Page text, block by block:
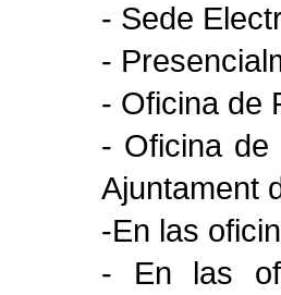
- Sede
-
- Oficina de
- Oficina de
Ajuntament
-En las
- En las